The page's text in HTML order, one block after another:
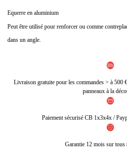
Equerre en aluminium
Peut être utilisé pour renforcer ou comme
dans un angle.
Livraison gratuite pour les commandes > à 500
panneaux à la
Paiement sécurisé CB 1x3x4x /
Garantie 12 mois sur tous